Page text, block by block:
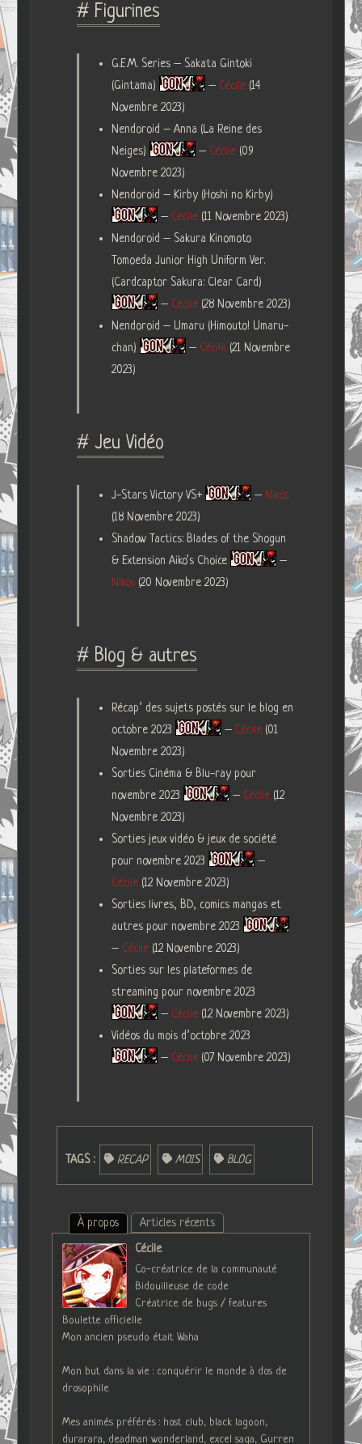
# Figurines
G.E.M. Series – Sakata Gintoki
(Gintama)
– Cécile(14
Novembre 2023)
Nendoroid – Anna (La Reine des
Neiges)
– Cécile(09
Novembre 2023)
Nendoroid – Kirby (Hoshi no Kirby)
– Cécile(11 Novembre 2023)
Nendoroid – Sakura Kinomoto
Tomoeda Junior High Uniform Ver.
(Cardcaptor Sakura: Clear Card)
– Cécile(28 Novembre 2023)
Nendoroid – Umaru (Himouto! Umaru-
chan)
– Cécile(21 Novembre
2023)
# Jeu Vidéo
J-Stars Victory VS+ – Nikos
(18 Novembre 2023)
Shadow Tactics: Blades of the Shogun
& Extension Aiko’s Choice
–
Nikos(20 Novembre 2023)
# Blog & autres
Récap’ des sujets postés sur le blog en
octobre 2023
– Cécile(01
Novembre 2023)
Sorties Cinéma & Blu-ray pour
novembre 2023
– Cécile(12
Novembre 2023)
Sorties jeux vidéo & jeux de société
pour novembre 2023
–
Cécile(12 Novembre 2023)
Sorties livres, BD, comics mangas et
autres pour novembre 2023
– Cécile(12 Novembre 2023)
Sorties sur les plateformes de
streaming pour novembre 2023
– Cécile(12 Novembre 2023)
Vidéos du mois d’octobre 2023
– Cécile(07 Novembre 2023)
TAGS : RECAP MOIS BLOG
À propos
Articles récents
Cécile
Co-créatrice de la communauté
Bidouilleuse de code
Créatrice de bugs / features
Boulette officielle
Mon ancien pseudo était Waha
Mon but dans la vie : conquérir le monde à dos de
drosophile
Mes animés préférés : host club, black lagoon,
durarara, deadman wonderland, excel saga, Gurren